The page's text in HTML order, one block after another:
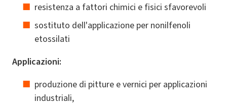
resistenza a fattori chimici e fisici sfavorevoli
sostituto dell'applicazione per nonilfenoli
etossilati
Applicazioni:
produzione di pitture e vernici per applicazioni
industriali,